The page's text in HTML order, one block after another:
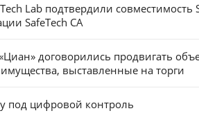
Lab подтвердили
SafeTech CA
договорились продвигать
выставленные на торги
под цифровой контроль